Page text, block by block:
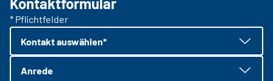
Kontaktformular
* Pflichtfelder
Kontakt auswählen*
Anrede